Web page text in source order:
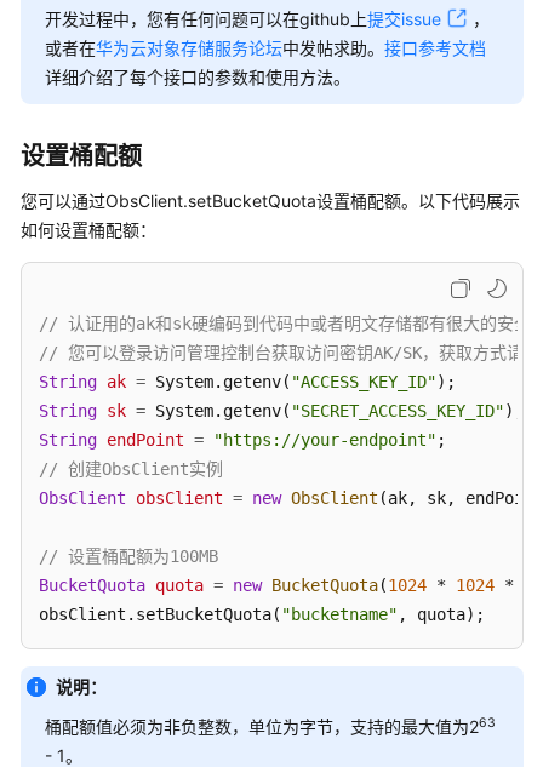
务
公
告
品
介
绍
明
快
速
入
门
户
指
南
权
限
配
开发过程中，您有任何问题可以在github上提交issue
，
或者在华为云对象存储服务论坛中发帖求助。 接口参考文档
详细介绍了每个接口的参数和使用方法。
设置桶配额
您可以通过ObsClient.setBucketQuota设置桶配额。以下代码展示
如何设置桶配额：
// 认证用的ak和sk硬编码到代码中或者明文存储都有很大的安全风
// 您可以登录访问管理控制台获取访问密钥AK/SK，获取方
String ak = System.getenv( "ACCESS_KEY_ID"
String sk = System.getenv( "SECRET_ACCESS_KEY_ID"
String endPoint = "https://your-endpoint"
// 创建ObsClient实例
ObsClient
obsClient = new ObsClient (ak, sk,
// 设置桶配额为100MB
BucketQuota quota = new BucketQuota(1024 * 1024 *
obsClient.setBucketQuota( "bucketname" , quota);
说明：
桶配额值必须为非负整数，单位为字节，支持的最大值为263
- 1。